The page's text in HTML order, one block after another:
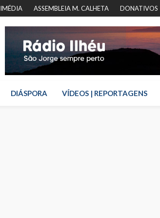
ASSEMBLEIA M. CALHETA DONATIVOS
DIÁSPORA VÍDEOS | REPORTAGENS